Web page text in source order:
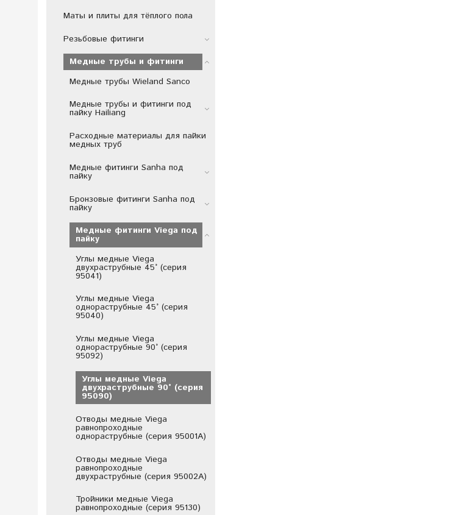
Маты и плиты для тёплого пола
Резьбовые фитинги
Медные трубы и фитинги
Медные трубы Wieland Sanco
Медные трубы и фитинги под
пайку Hailiang
Расходные материалы для пайки
медных труб
Медные фитинги Sanha под
пайку
Бронзовые фитинги Sanha под
пайку
Медные фитинги Viega под
пайку
Углы медные Viega
двухраструбные 45° (серия
95041)
Углы медные Viega
однораструбные 45° (серия
95040)
Углы медные Viega
однораструбные 90° (серия
95092)
Углы медные Viega
двухраструбные 90° (серия
95090)
Отводы медные Viega
равнопроходные
однораструбные (серия 95001A)
Отводы медные Viega
равнопроходные
двухраструбные (серия 95002A)
Тройники медные Viega
равнопроходные (серия 95130)